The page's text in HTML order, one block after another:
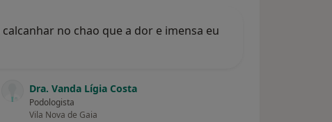
no chao que a dor e imensa eu
Dra. Vanda Lígia Costa
Podologista
Vila Nova de Gaia